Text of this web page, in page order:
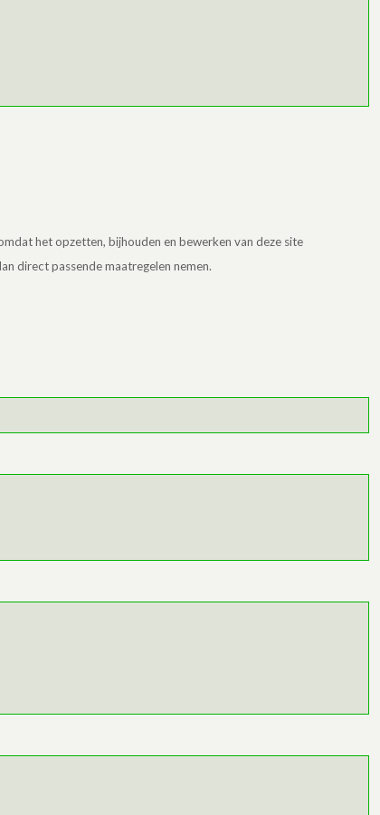
het opzetten, bijhouden en bewerken van deze site
direct passende maatregelen nemen.